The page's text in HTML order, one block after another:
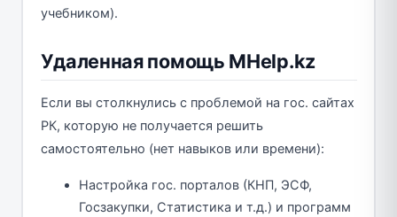
учебником).
Удаленная помощь MHelp.kz
Если вы столкнулись с проблемой на гос. сайтах
РК, которую не получается решить
самостоятельно (нет навыков или времени):
Настройка гос. порталов (КНП, ЭСФ,
Госзакупки, Статистика и т.д.) и программ